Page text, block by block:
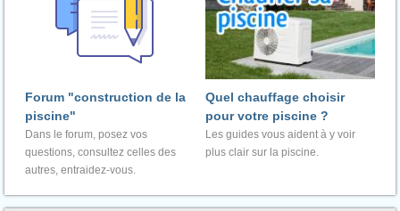
Forum "construction de la
piscine"
Dans le forum, posez vos
questions, consultez celles des
autres, entraidez-vous.
Quel chauffage choisir
pour votre piscine ?
Les guides vous aident à y voir
plus clair sur la piscine.